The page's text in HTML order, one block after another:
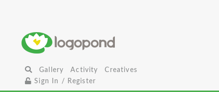
Gallery Activity
Creatives
Sign In / Register